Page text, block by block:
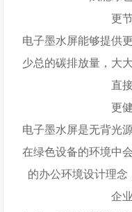
更
电子墨水屏能够提供
少总的碳排放量，大
直
更
电子墨水屏是无背光
在绿色设备的环境中
的办公环境设计理念
企